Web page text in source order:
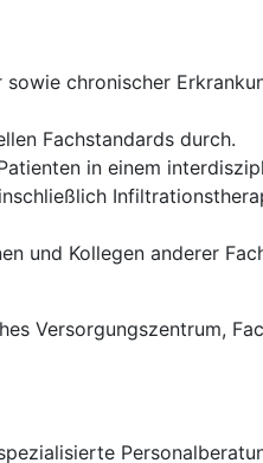
chronischer
Fachstandards durch.
in einem
und Kollegen anderer
Versorgungszentrum,